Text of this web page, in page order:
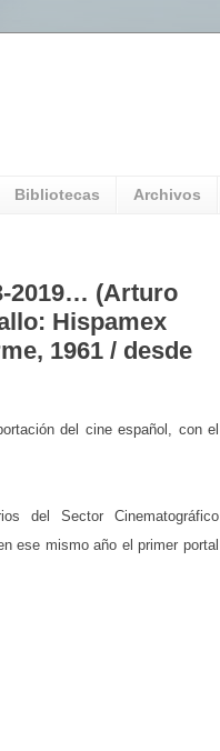
Bibliotecas Archivos
2019… (Arturo
Hispamex
1961 / desde
del cine español, con el
del Sector Cinematográfico
ese mismo año el primer portal